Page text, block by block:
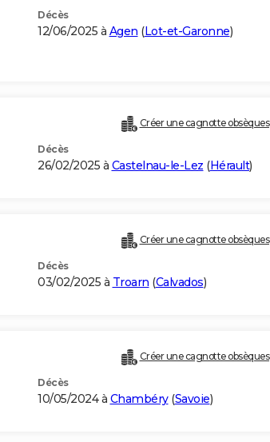
Décès
12/06/2025 à Agen (Lot-et-Garonne)
Créer une cagnotte obsèques
Décès
26/02/2025 à Castelnau-le-Lez (Hérault)
Créer une cagnotte obsèques
Décès
03/02/2025 à Troarn (Calvados)
Créer une cagnotte obsèques
Décès
10/05/2024 à Chambéry(Savoie)